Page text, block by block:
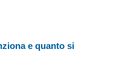
e quanto si